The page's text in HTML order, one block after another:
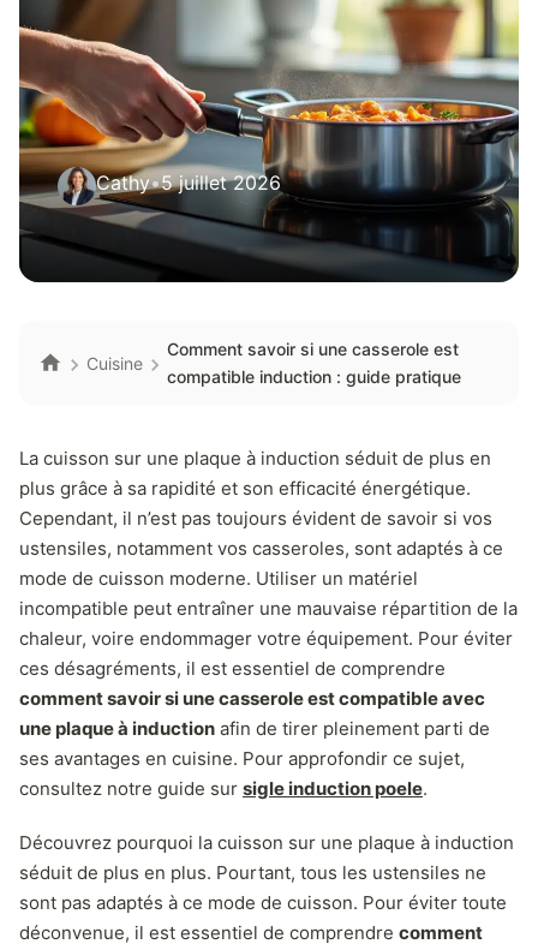
Cathy•5 juillet 2026
Cuisine
Comment savoir si une casserole est
compatible induction : guide pratique
La cuisson sur une plaque à induction séduit de plus en
plus grâce à sa rapidité et son efficacité énergétique.
Cependant, il n’est pas toujours évident de savoir si vos
ustensiles, notamment vos casseroles, sont adaptés à ce
mode de cuisson moderne. Utiliser un matériel
incompatible peut entraîner une mauvaise répartition de la
chaleur, voire endommager votre équipement. Pour éviter
ces désagréments, il est essentiel de comprendre
comment savoir si une casserole est compatible avec
une plaque à induction afin de tirer pleinement parti de
ses avantages en cuisine. Pour approfondir ce sujet,
consultez notre guide sur sigle induction poele.
Découvrez pourquoi la cuisson sur une plaque à induction
séduit de plus en plus. Pourtant, tous les ustensiles ne
sont pas adaptés à ce mode de cuisson. Pour éviter toute
déconvenue, il est essentiel de comprendre comment